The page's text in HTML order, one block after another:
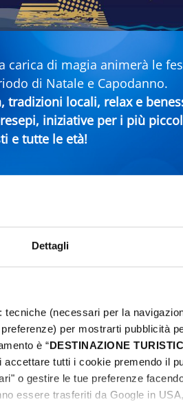
Dettagli
(necessari per la
per mostrarti pubblicità
è “DESTINAZIONE
accettare tutti i cookie premendo il
o gestire le tue preferenze
essere trasferiti da Google in
carica di magia animerà le
di Natale e Capodanno.
tradizioni locali, relax e
iniziative per i più
e tutte le età!
organizzatori prima di